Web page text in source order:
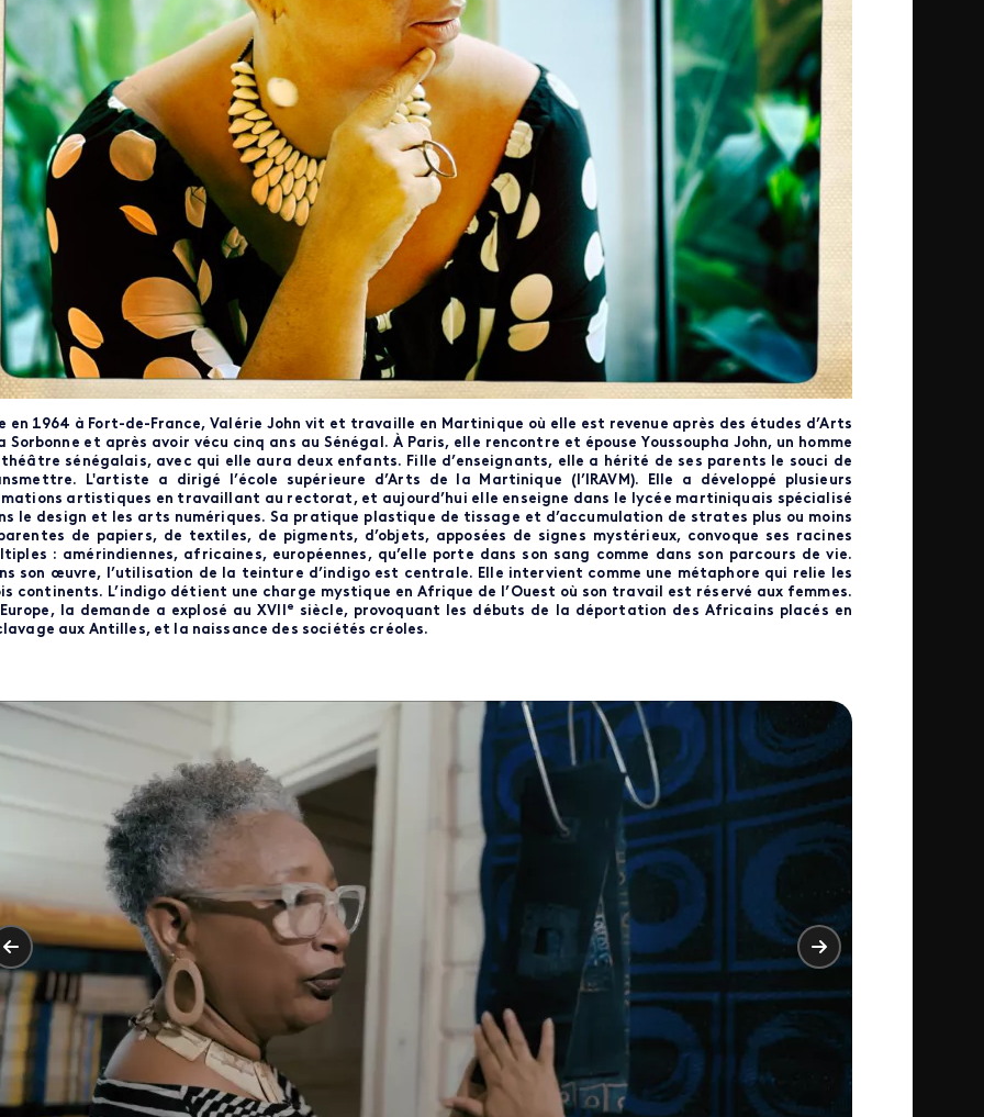
en 1964 à Fort-de-France, Valérie John vit et travaille en Martinique où elle est revenue après des études d’Arts
Sorbonne et après avoir vécu cinq ans au Sénégal. À Paris, elle rencontre et épouse Youssoupha John, un homme
sénégalais, avec qui elle aura deux enfants. Fille d’enseignants, elle a hérité de ses parents le souci de
L'artiste a dirigé l’école supérieure d’Arts de la Martinique (l’IRAVM). Elle a développé plusieurs
artistiques en travaillant au rectorat, et aujourd’hui elle enseigne dans le lycée martiniquais spécialisé
le design et les arts numériques. Sa pratique plastique de tissage et d’accumulation de strates plus ou moins
de papiers, de textiles, de pigments, d’objets, apposées de signes mystérieux, convoque ses racines
: amérindiennes, africaines, européennes, qu’elle porte dans son sang comme dans son parcours de vie.
son œuvre, l’utilisation de la teinture d’indigo est centrale. Elle intervient comme une métaphore qui relie les
continents. L’indigo détient une charge mystique en Afrique de l’Ouest où son travail est réservé aux femmes.
la demande a explosé au XVII
e
siècle, provoquant les débuts de la déportation des Africains placés en
aux Antilles, et la naissance des sociétés créoles.